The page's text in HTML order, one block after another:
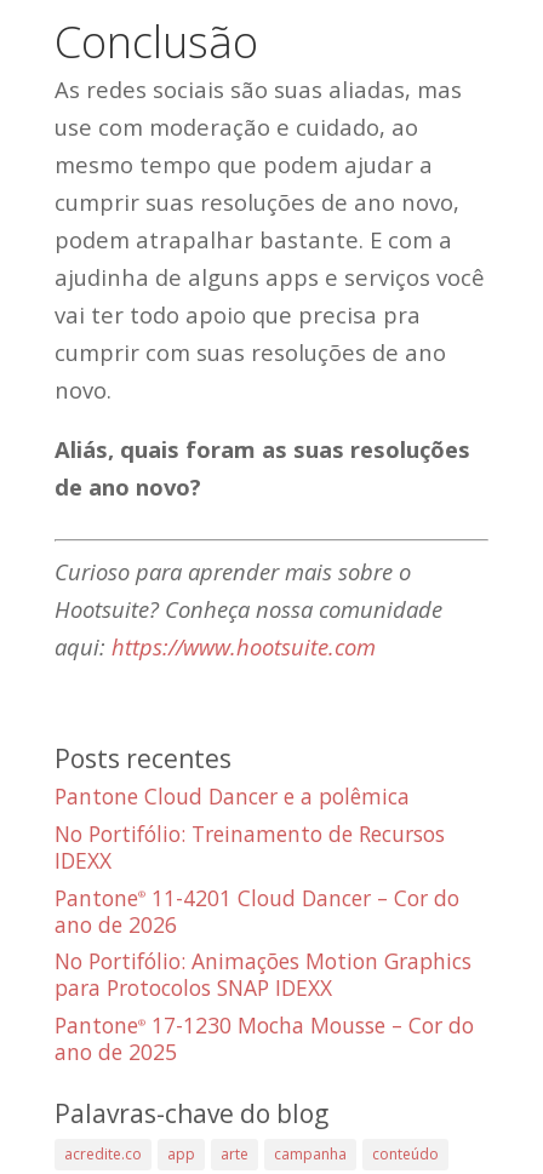
Conclusão
As redes sociais são suas aliadas, mas
use com moderação e cuidado, ao
mesmo tempo que podem ajudar a
cumprir suas resoluções de ano novo,
podem atrapalhar bastante. E com a
ajudinha de alguns apps e serviços você
vai ter todo apoio que precisa pra
cumprir com suas resoluções de ano
novo.
Aliás, quais foram as suas resoluções
de ano novo?
Curioso para aprender mais sobre o
Hootsuite? Conheça nossa comunidade
aqui: https://www.hootsuite.com
Posts recentes
Pantone Cloud Dancer e a polêmica
No Portifólio: Treinamento de Recursos
IDEXX
Pantone®11-4201 Cloud Dancer – Cor do
ano de 2026
No Portifólio: Animações Motion Graphics
para Protocolos SNAP IDEXX
Pantone®17-1230 Mocha Mousse – Cor do
ano de 2025
Palavras-chave do blog
acredite.co app arte campanha
conteúdo